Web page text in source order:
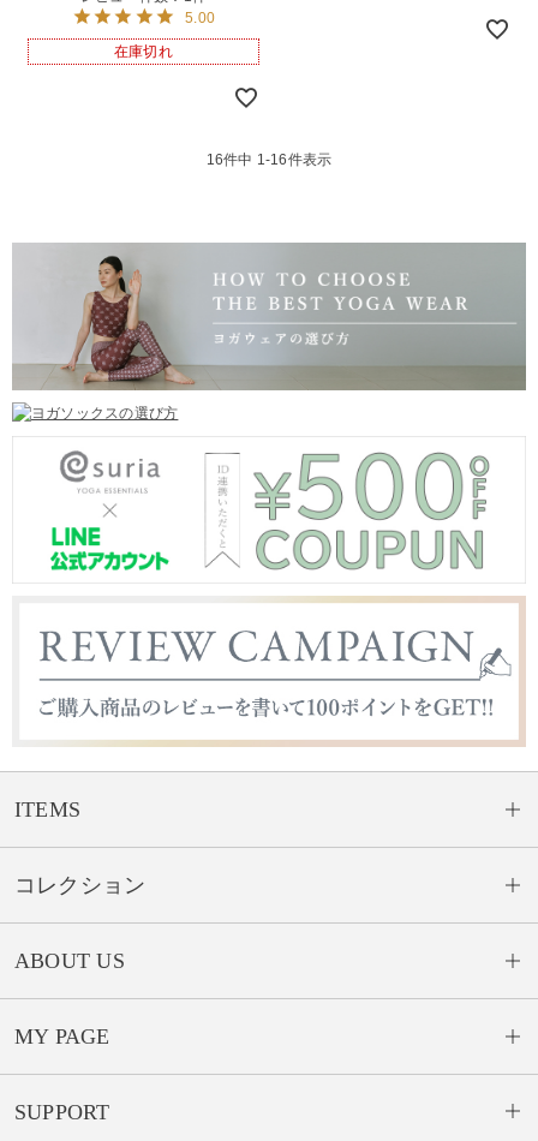
5.00
在庫切れ
16件中 1 -16件表示
ITEMS
コレクション
ABOUT US
MY PAGE
SUPPORT